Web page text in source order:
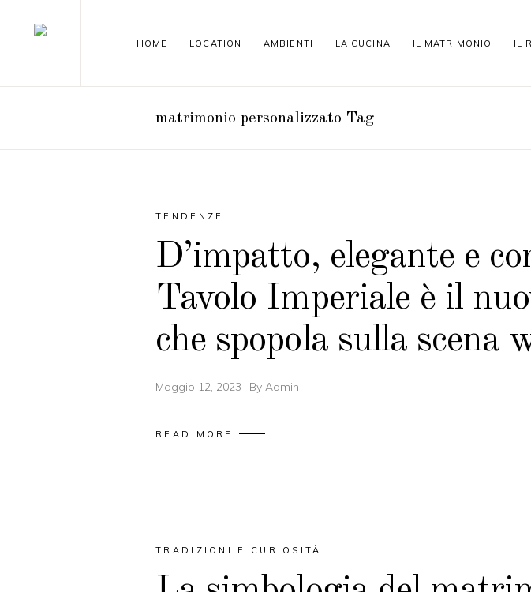
HOME LOCATION AMBIENTI LA CUCINA IL MATRIMONIO IL
matrimonio personalizzato Tag
TENDENZE
D’impatto, elegante e
Tavolo Imperiale è il
che spopola sulla scena
Maggio 12, 2023 By Admin
READ MORE
TRADIZIONI E CURIOSITÀ